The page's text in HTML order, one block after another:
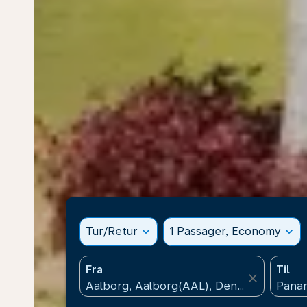
Tur/Retur expand_more 1 Passager, Economy expand_more
Fra
close
Til